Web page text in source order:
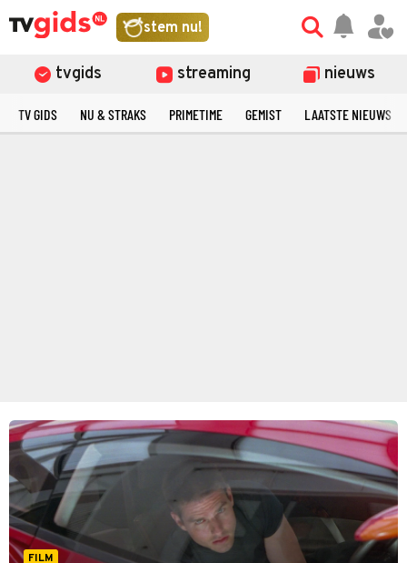
stem nu!
tvgids streaming nieuws
TV GIDS NU & STRAKS PRIMETIME GEMIST LAATSTE NIEUWS
FILM